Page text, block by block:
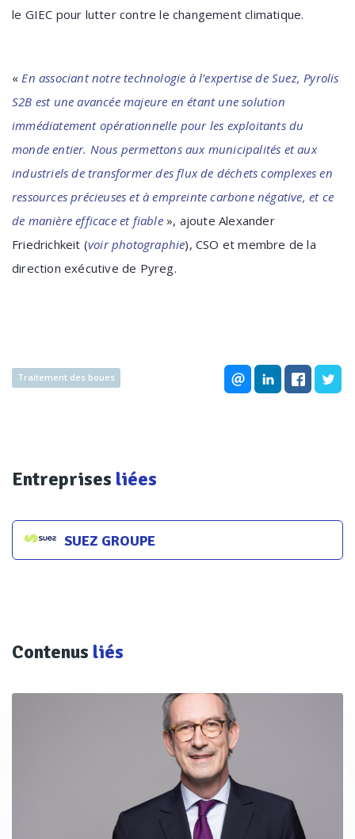
le GIEC pour lutter contre le changement climatique.
«En associant notre technologie à l’expertise de Suez, Pyrolis
S2B est une avancée majeure en étant une solution
immédiatement opérationnelle pour les exploitants du
monde entier. Nous permettons aux municipalités et aux
industriels de transformer des flux de déchets complexes en
ressources précieuses et à empreinte carbone négative, et ce
de manière efficace et fiable», ajoute Alexander
Friedrichkeit (voir photographie), CSO et membre de la
direction exécutive de Pyreg.
Traitement des boues
Entreprises liées
SUEZ GROUPE
Contenus liés